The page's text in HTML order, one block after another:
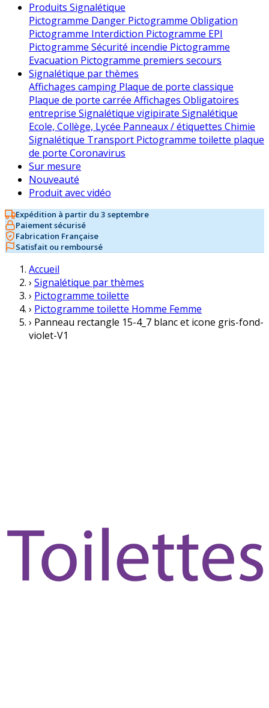
Produits Signalétique
Pictogramme Danger Pictogramme Obligation
Pictogramme Interdiction Pictogramme EPI
Pictogramme Sécurité incendie Pictogramme
Evacuation Pictogramme premiers secours
Signalétique par thèmes
Affichages camping Plaque de porte classique
Plaque de porte carrée Affichages Obligatoires
entreprise Signalétique vigipirate Signalétique
Ecole, Collège, Lycée Panneaux / étiquettes Chimie
Signalétique Transport Pictogramme toilette plaque
de porte Coronavirus
Sur mesure
Nouveauté
Produit avec vidéo
Expédition à partir du 3 septembre
Paiement sécurisé
Fabrication Française
Satisfait ou remboursé
Accueil
› Signalétique par thèmes
› Pictogramme toilette
› Pictogramme toilette Homme Femme
› Panneau rectangle 15-4_7 blanc et icone gris-fond-
violet-V1